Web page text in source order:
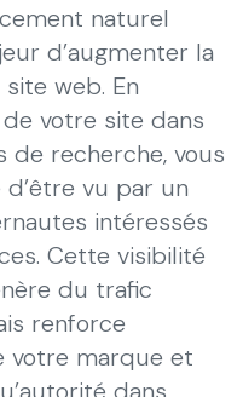
naturel
d’augmenter la
web. En
votre site dans
recherche, vous
vu par un
intéressés
Cette visibilité
du trafic
renforce
votre marque et
dans